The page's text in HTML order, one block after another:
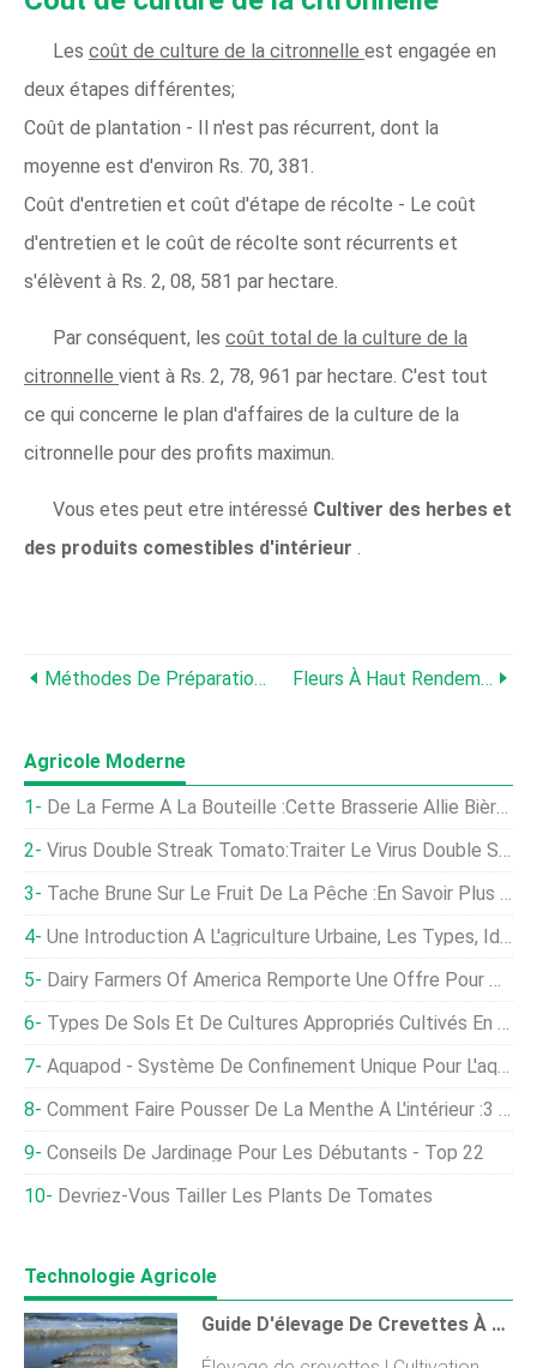
Les coût de culture de la citronnelle est engagée en
deux étapes différentes;
Coût de plantation - Il n'est pas récurrent, dont la
moyenne est d'environ Rs. 70, 381.
Coût d'entretien et coût d'étape de récolte - Le coût
d'entretien et le coût de récolte sont récurrents et
s'élèvent à Rs. 2, 08, 581 par hectare.
Par conséquent, les coût total de la culture de la
citronnelle vient à Rs. 2, 78, 961 par hectare. C'est tout
ce qui concerne le plan d'affaires de la culture de la
citronnelle pour des profits maximun.
Vous etes peut etre intéressé Cultiver des herbes et
des produits comestibles d'intérieur .
Méthodes De Préparation Du Fumier De Ferme, Avantages Fleurs À Haut Rendement Pour Un Maximum De Profits
Agricole Moderne
De La Ferme À La Bouteille :cette Brasserie Allie Bière Et Agriculture
Virus Double Streak Tomato:Traiter Le Virus Double Streak Dans Les Tomates
Tache Brune Sur Le Fruit De La Pêche :en Savoir Plus Sur Le Traitement De La Gale Du Pêcher
Une Introduction À L'agriculture Urbaine, Les Types, Idées, Et Avantages
Dairy Farmers Of America Remporte Une Offre Pour Dean Foods
Types De Sols Et De Cultures Appropriés Cultivés En Inde
Aquapod - Système De Confinement Unique Pour L'aquaculture Marine
Comment Faire Pousser De La Menthe À L'intérieur :3 Méthodes De Culture Pour Des Récoltes Toute L'année
Conseils De Jardinage Pour Les Débutants - Top 22
Devriez-Vous Tailler Les Plants De Tomates
Technologie Agricole
Guide D'élevage De Crevettes À La Maison Pour Les Débutants | Cultivation